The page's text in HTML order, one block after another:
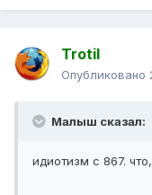
Trotil
Опубликовано
Малыш сказал:
идиотизм с 867.